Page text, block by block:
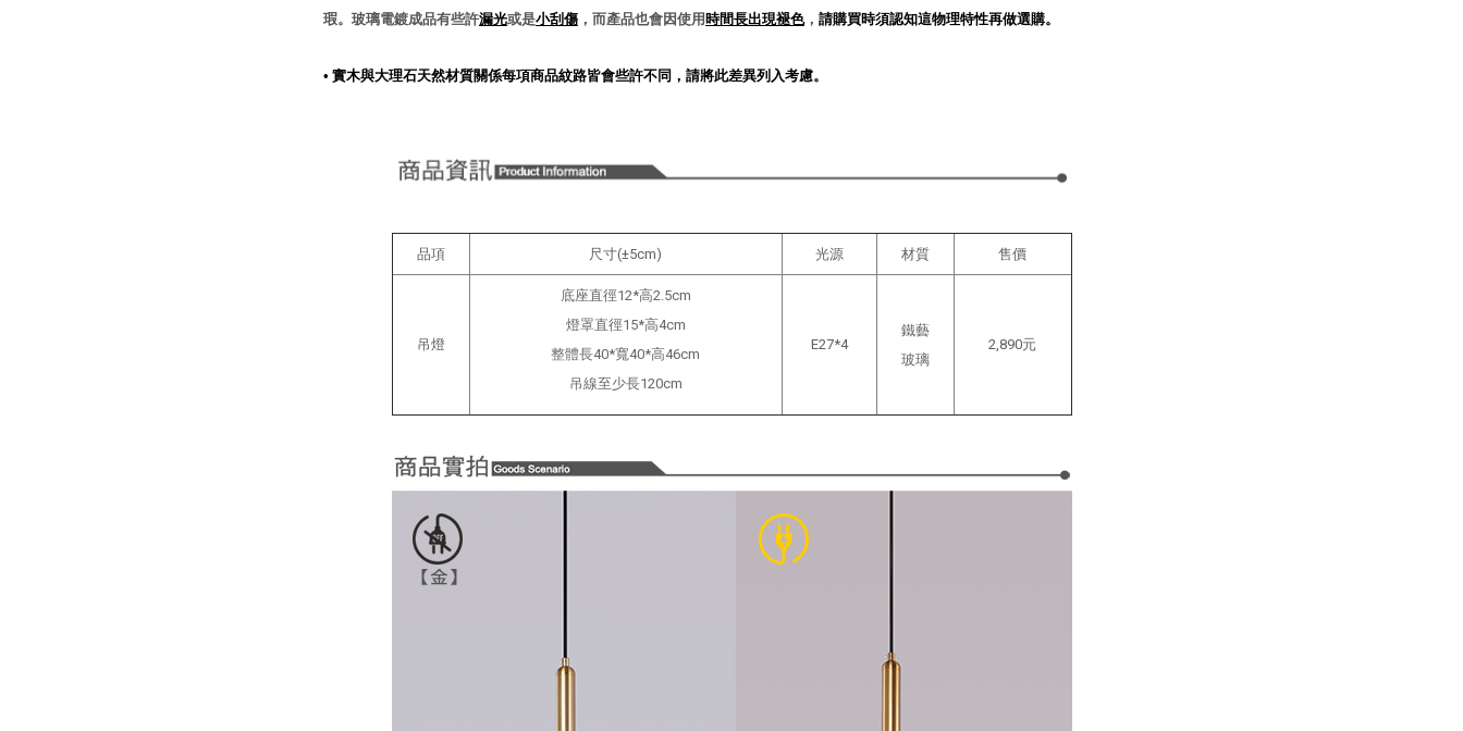
瑕。玻璃電鍍成品有些許漏光或是小刮傷 ，而產品也會因使用時間長出現褪色， 請購買時須認知這物理特性再做選購。
• 實木與大理石天然材質關係每項商品紋路皆會些許不同，請將此差異列入考慮。
品項 尺寸(±5cm) 光源 材質 售價
吊燈
底座直徑12*高2.5cm
燈罩直徑15*高4cm
整體長40*寬40*高46cm
吊線至少長120cm
E27*4
鐵藝
玻璃
2,890元